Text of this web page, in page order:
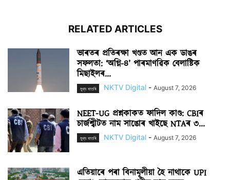
RELATED ARTICLES
ভাৰতৰ প্ৰতিৰক্ষা খণ্ডত আন এক ডাঙৰ
সফলতা: ‘অগ্নি-৪’ পাৰমাণৱিক বেলাষ্টিক
মিছাইলৰ...
মুখ্য বাতৰি NKTV Digital - August 7, 2026
NEET-UG প্ৰশ্নকাকত ফাদিল কাণ্ড: CBIৰ
চাৰ্জশ্বীটত নাম সাঙোৰ খাইছে NTAৰ ৩...
মুখ্য বাতৰি NKTV Digital - August 7, 2026
এতিয়াৰে পৰা বিনামূলীয়া হৈ নাথাকে UPI